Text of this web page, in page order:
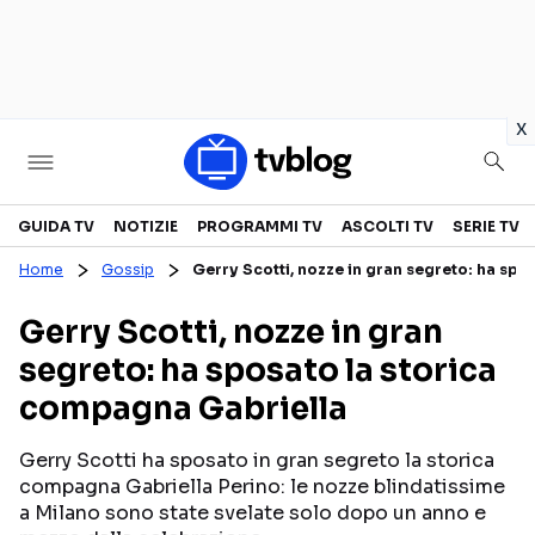
x
Televisione
CANALI TV
PROGRAMMI TV
PERSONAGGI TV
SERIE TV
REALITY SHOW
FICTION
Streaming
GUIDA TV NOTIZIE PROGRAMMI TV ASCOLTI TV SERIE TV
Home Gossip Gerry Scotti, nozze in gran segreto: ha
Gerry Scotti, nozze in gran
segreto: ha sposato la storica
compagna Gabriella
Gerry Scotti ha sposato in gran segreto la storica
compagna Gabriella Perino: le nozze blindatissime
a Milano sono state svelate solo dopo un anno e